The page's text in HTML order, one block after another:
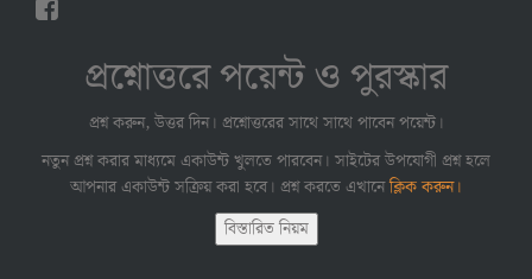
প্রশ্নোত্তরে পয়েন্ট ও পুরস্কার
প্রশ্ন করুন, উত্তর দিন। প্রশ্নোত্তরের সাথে সাথে পাবেন পয়েন্ট।
নতুন প্রশ্ন করার মাধ্যমে একাউন্ট খুলতে পারবেন। সাইটের উপযোগী প্রশ্ন হলে
আপনার একাউন্ট সক্রিয় করা হবে। প্রশ্ন করতে এখানেক্লিক করুন।
বিস্তারিত নিয়ম